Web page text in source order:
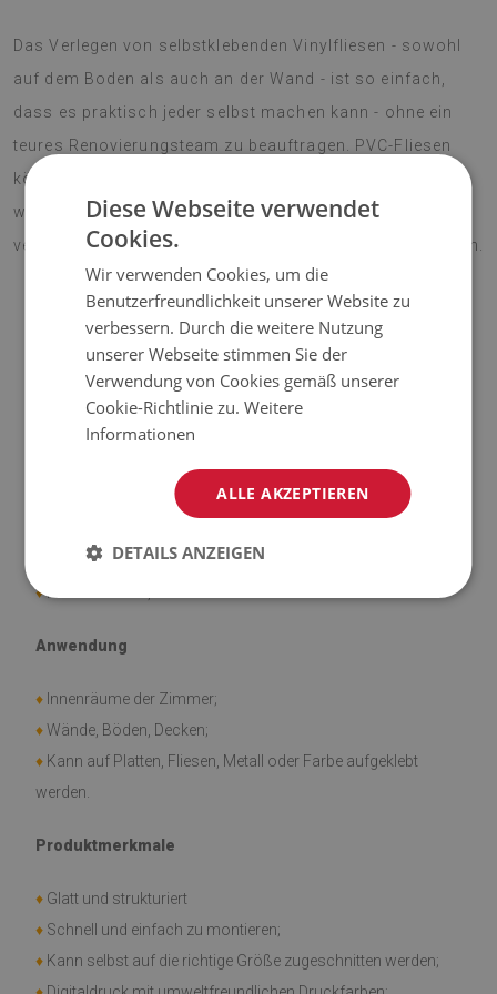
Das Verlegen von selbstklebenden Vinylfliesen - sowohl
auf dem Boden als auch an der Wand - ist so einfach,
dass es praktisch jeder selbst machen kann - ohne ein
teures Renovierungsteam zu beauftragen. PVC-Fliesen
können auf praktisch jeder Oberfläche angebracht
werden, so dass Sie Ihre Inneneinrichtung schnell
verändern und ihr einen neuen Charakter verleihen können.
AUFMERKSAMKEIT!
Der angegebene Preis gilt für einen Satz von 9 Fliesen mit
den Maßen 30x30 cm.
Abmessungen der Fliesen: 30x30 cm;
♦Fliesendicke: 1,6 mm.
Anwendung
♦ Innenräume der Zimmer;
♦Wände, Böden, Decken;
♦ Kann auf Platten, Fliesen, Metall oder Farbe aufgeklebt
werden.
Produktmerkmale
♦ Glatt und strukturiert
♦ Schnell und einfach zu montieren;
♦ Kann selbst auf die richtige Größe zugeschnitten werden;
Diese Webseite verwendet
Cookies.
Wir verwenden Cookies, um die
Benutzerfreundlichkeit unserer Website zu
verbessern. Durch die weitere Nutzung
unserer Webseite stimmen Sie der
Verwendung von Cookies gemäß unserer
Cookie-Richtlinie zu.Weitere
Informationen
ALLE AKZEPTIEREN
DETAILS ANZEIGEN